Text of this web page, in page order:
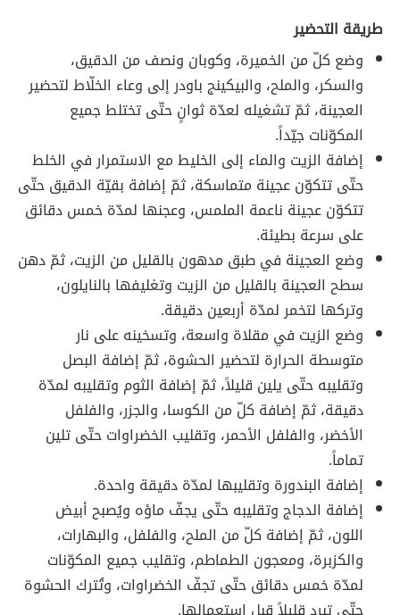
طريقة التحضير
وضع كلّ من الخميرة، وكوبان ونصف من الدقيق،
والسكر، والملح، والبيكينج باودر إلى وعاء الخلّاط لتحضير
العجينة، ثمّ تشغيله لعدّة ثوانٍ حتّى تختلط جميع
المكوّنات جيّداً.
إضافة الزيت والماء إلى الخليط مع الاستمرار في الخلط
حتّى تتكوّن عجينة متماسكة، ثمّ إضافة بقيّة الدقيق حتّى
تتكوّن عجينة ناعمة الملمس، وعجنها لمدّة خمس دقائق
على سرعة بطيئة.
وضع العجينة في طبق مدهون بالقليل من الزيت، ثمّ دهن
سطح العجينة بالقليل من الزيت وتغليفها بالنايلون،
وتركها لتخمر لمدّة أربعين دقيقة.
وضع الزيت في مقلاة واسعة، وتسخينه على نار
متوسطة الحرارة لتحضير الحشوة، ثمّ إضافة البصل
وتقليبه حتّى يلين قليلاً، ثمّ إضافة الثوم وتقليبه لمدّة
دقيقة، ثمّ إضافة كلّ من الكوسا، والجزر، والفلفل
الأخضر، والفلفل الأحمر، وتقليب الخضراوات حتّى تلين
تماماً.
إضافة البندورة وتقليبها لمدّة دقيقة واحدة.
إضافة الدجاج وتقليبه حتّى يجفّ ماؤه ويُصبح أبيض
اللون، ثمّ إضافة كلّ من الملح، والفلفل، والبهارات،
والكزبرة، ومعجون الطماطم، وتقليب جميع المكوّنات
لمدّة خمس دقائق حتّى تجفّ الخضراوات، وتُترك الحشوة